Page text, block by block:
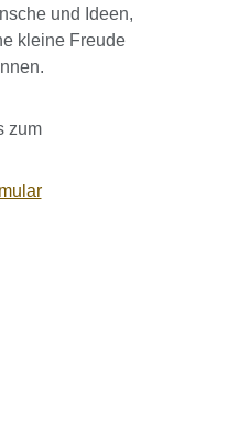
und Ideen,
kleine Freude
zum